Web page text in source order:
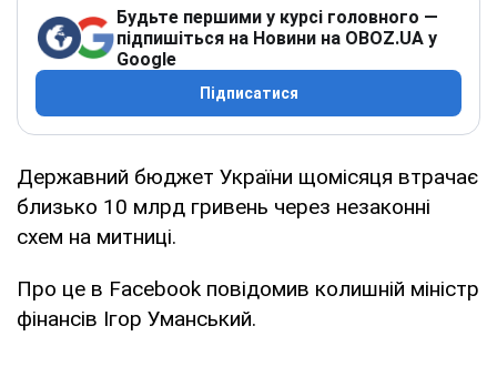
Будьте першими у курсі головного —
підпишіться на Новини на OBOZ.UA у
Google
Підписатися
Державний бюджет України щомісяця втрачає
близько 10 млрд гривень через незаконні
схем на митниці.
Про це в Facebook повідомив колишній міністр
фінансів Ігор Уманський.